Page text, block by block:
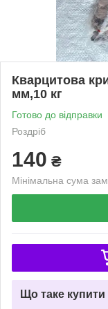
Кварцитова
мм,10 кг
Готово до відправки
Роздріб
140 ₴
Мінімальна сума
Що таке